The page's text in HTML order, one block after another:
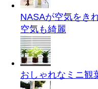
NASAが空気をき
空気も綺麗
おしゃれなミニ観